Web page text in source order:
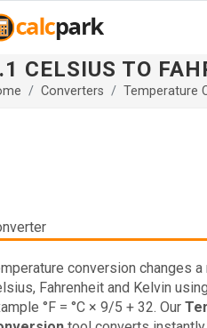
CELSIUS TO
Converters Temperature
conversion changes
Fahrenheit and Kelvin
°F = °C × 9/5 + 32. Our